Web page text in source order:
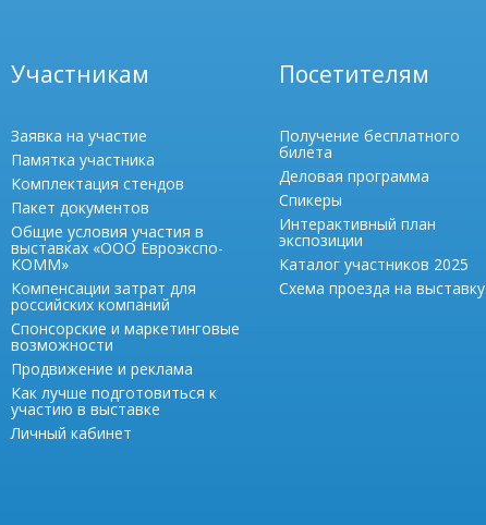
Участникам
Заявка на участие
Памятка участника
Комплектация стендов
Пакет документов
Общие условия участия в
выставках «ООО Евроэкспо-
КОММ»
Компенсации затрат для
российских компаний
Спонсорские и маркетинговые
возможности
Продвижение и реклама
Как лучше подготовиться к
участию в выставке
Личный кабинет
Посетителям
Получение бесплатного
билета
Деловая программа
Спикеры
Интерактивный план
экспозиции
Каталог участников 2025
Схема проезда на выставку